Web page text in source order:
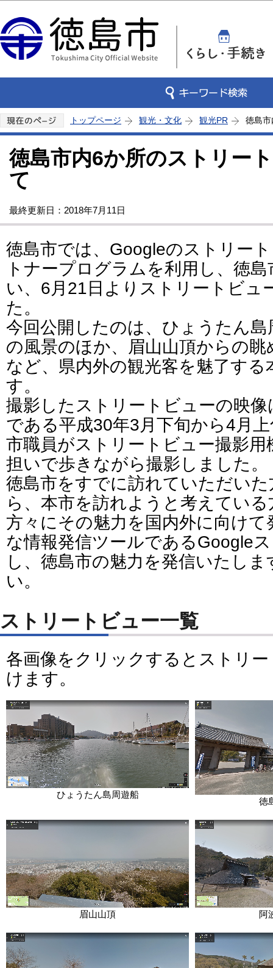
トップページ 観光・文化 観光PR 徳島
徳島市内6か所のストリー
て
最終更新日：2018年7月11日
徳島市では、Googleのストリー
トナープログラムを利用し、徳
い、6月21日よりストリートビュ
た。
今回公開したのは、ひょうたん
の風景のほか、眉山山頂からの
など、県内外の観光客を魅了す
す。
撮影したストリートビューの映
である平成30年3月下旬から4月
市職員がストリートビュー撮影
担いで歩きながら撮影しました。
徳島市をすでに訪れていただい
ら、本市を訪れようと考えてい
方々にその魅力を国内外に向け
な情報発信ツールであるGoogle
し、徳島市の魅力を発信いたし
い。
ストリートビュー一覧
各画像をクリックするとストリ
けます。
ひょうたん島周遊船
徳
眉山山頂 阿